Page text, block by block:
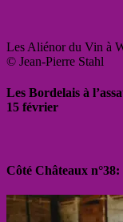
Les Aliénor du Vin à
© Jean-Pierre Stahl
Les Bordelais à
15 février
Côté Châteaux